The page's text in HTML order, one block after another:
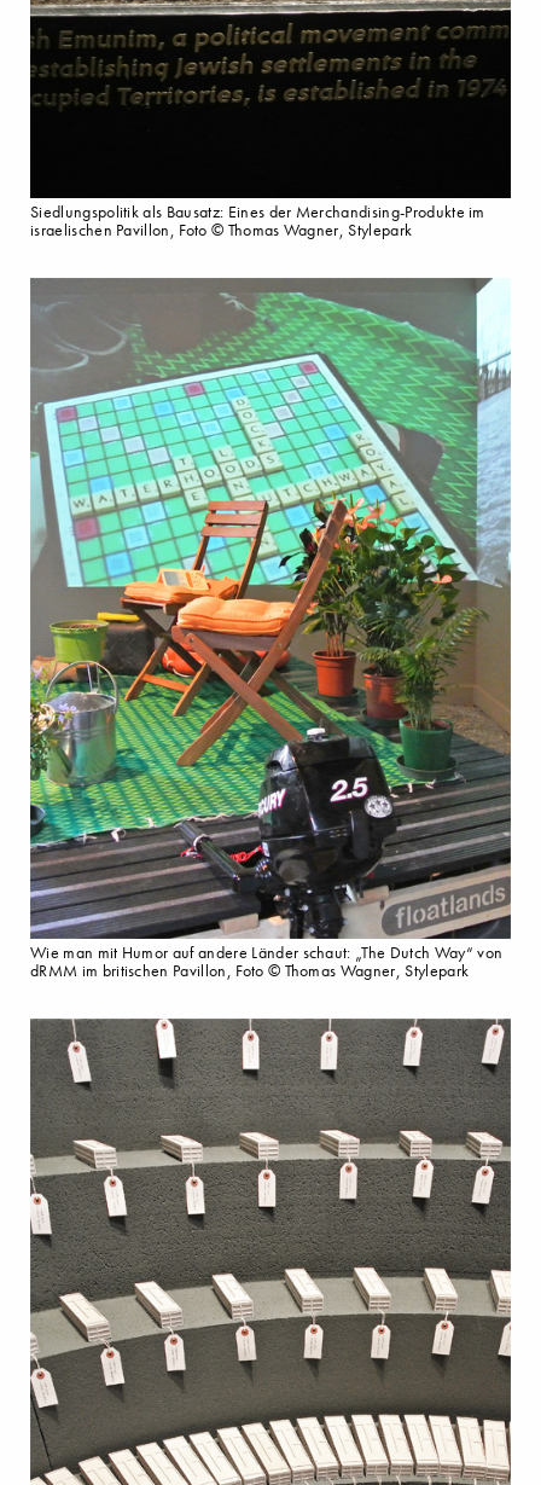
Siedlungspolitik als Bausatz: Eines der Merchandising-Produkte im
israelischen Pavillon, Foto © Thomas Wagner, Stylepark
Wie man mit Humor auf andere Länder schaut: „The Dutch Way“ von
dRMM im britischen Pavillon, Foto © Thomas Wagner, Stylepark